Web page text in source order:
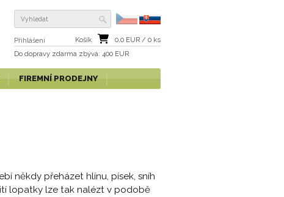
Přihlášení Košík 0,0 EUR / 0 ks
Do dopravy zdarma zbývá: 400 EUR
FIREMNÍ PRODEJNY
někdy přeházet hlínu, písek, sníh
lopatky lze tak nalézt v podobě